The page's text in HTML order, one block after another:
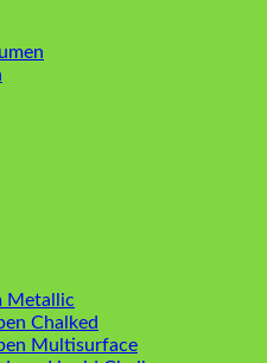
Metallic
Chalked
Multisurface